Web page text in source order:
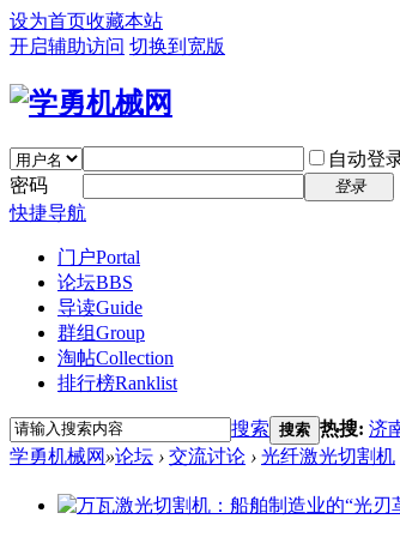
设为首页收藏本站
开启辅助访问 切换到宽版
自动登
密码
登录
快捷导航
门户Portal
论坛BBS
导读Guide
群组Group
淘帖Collection
排行榜Ranklist
搜索 搜索 热搜: 济
学勇机械网 »论坛 › 交流讨论 › 光纤激光切割机